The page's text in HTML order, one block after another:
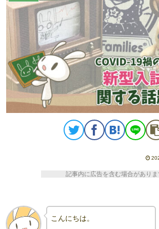
記事内に広告を含む場合が
こんにちは。